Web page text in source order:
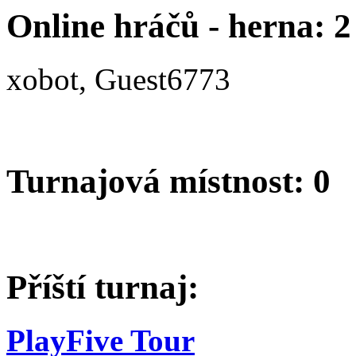
Online hráčů - herna: 2
xobot, Guest6773
Turnajová místnost: 0
Příští turnaj:
PlayFive Tour